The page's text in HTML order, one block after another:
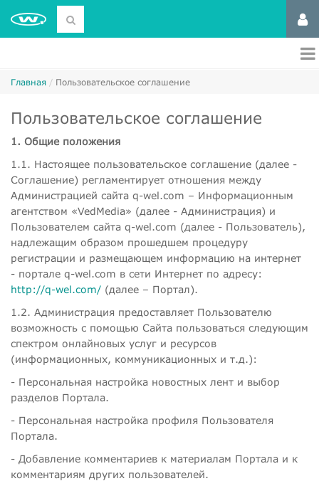
Главная Пользовательское соглашение
Пользовательское соглашение
1. Общие положения
1.1. Настоящее пользовательское соглашение (далее -
Соглашение) регламентирует отношения между
Администрацией сайта q-wel.com – Информационным
агентством «VedMedia» (далее - Администрация) и
Пользователем сайта q-wel.com (далее - Пользователь),
надлежащим образом прошедшем процедуру
регистрации и размещающем информацию на интернет
- портале q-wel.com в сети Интернет по адресу:
http://q-wel.com/ (далее – Портал).
1.2. Администрация предоставляет Пользователю
возможность с помощью Сайта пользоваться следующим
спектром онлайновых услуг и ресурсов
(информационных, коммуникационных и т.д.):
- Персональная настройка новостных лент и выбор
разделов Портала.
- Персональная настройка профиля Пользователя
Портала.
- Добавление комментариев к материалам Портала и к
комментариям других пользователей.